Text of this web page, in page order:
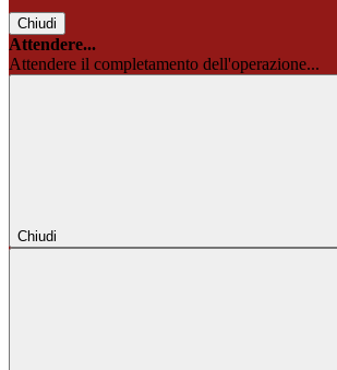
Chiudi
Attendere...
Attendere il completamento dell'operazione...
Chiudi